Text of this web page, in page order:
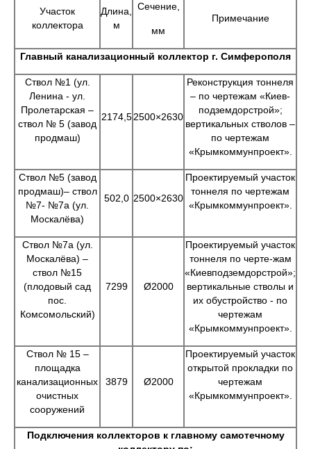
Участок
коллектора
Длина,
м
Сечение,
мм
Примечание
Главный канализационный коллектор г. Симферополя
Ствол №1 (ул.
Ленина - ул.
Пролетарская –
ствол № 5 (завод
продмаш)
2174,5 2500×2630
Реконструкция тоннеля
– по чертежам «Киев-
подземдорстрой»;
вертикальных стволов –
по чертежам
«Крымкоммунпроект».
Ствол №5 (завод
продмаш)– ствол
№7- №7а (ул.
Москалёва)
502,0 2500×2630
Проектируемый участок
тоннеля по чертежам
«Крымкоммунпроект».
Ствол №7а (ул.
Москалёва) –
ствол №15
(плодовый сад
пос.
Комсомольский)
7299 Ø2000
Проектируемый участок
тоннеля по черте-жам
«Киевподземдорстрой»;
вертикальные стволы и
их обустройство - по
чертежам
«Крымкоммунпроект».
Ствол № 15 –
площадка
канализационных
очистных
сооружений
3879 Ø2000
Проектируемый участок
открытой прокладки по
чертежам
«Крымкоммунпроект».
Подключения коллекторов к главному самотечному